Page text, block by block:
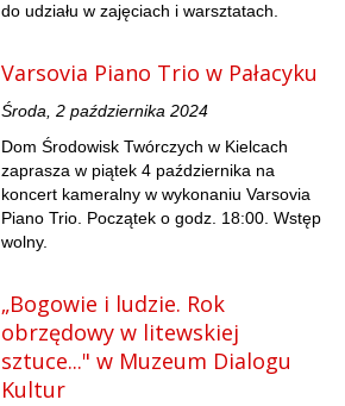
do udziału w zajęciach i warsztatach.
Varsovia Piano Trio w Pałacyku
Środa, 2 października 2024
Dom Środowisk Twórczych w Kielcach
zaprasza w piątek 4 października na
koncert kameralny w wykonaniu Varsovia
Piano Trio. Początek o godz. 18:00. Wstęp
wolny.
„Bogowie i ludzie. Rok
obrzędowy w litewskiej
sztuce..." w Muzeum Dialogu
Kultur